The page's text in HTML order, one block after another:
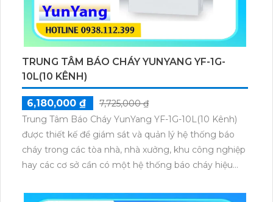
TRUNG TÂM BÁO CHÁY YUNYANG YF-1G-
10L(10 KÊNH)
6,180,000 ₫
7,725,000 ₫
Trung Tâm Báo Cháy YunYang YF-1G-10L(10 Kênh)
được thiết kế để giám sát và quản lý hệ thống báo
cháy trong các tòa nhà, nhà xưởng, khu công nghiệp
hay các cơ sở cần có một hệ thống báo cháy hiệu
kết nối và giám sát đồng thời nhiều thiết bị báo cháy